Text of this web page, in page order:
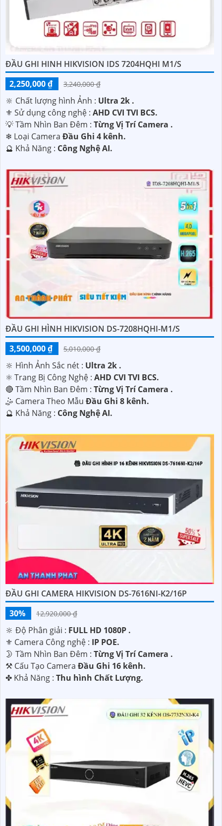
ĐẦU GHI HINH HIKVISION IDS 7204HQHI M1/S
2,250,000 ₫
3,240,000 ₫
🔆 Chất lượng hình Ảnh : Ultra 2k .
⚜️ Sử dụng công nghệ : AHD CVI TVI BCS.
💡 Tầm Nhìn Ban Đêm : Từng Vị Trí Camera .
❄ Loại Camera Đầu Ghi 4 kênh.
️🔮 Khả Năng : Công Nghệ AI.
ĐẦU GHI HÌNH HIKVISION DS-7208HQHI-M1/S
3,500,000 ₫
5,010,000 ₫
🔆 Hình Ảnh Sắc nét : Ultra 2k .
⚛️ Trang Bị Công Nghệ : AHD CVI TVI BCS.
🔴 Tầm Nhìn Ban Đêm : Từng Vị Trí Camera .
🤹 Camera Theo Mẫu Đầu Ghi 8 kênh.
️🔮 Khả Năng : Công Nghệ AI.
ĐẦU GHI CAMERA HIKVISION DS-7616NI-K2/16P
30%
12,920,000 ₫
🔆 Độ Phân giải : FULL HD 1080P .
⚜️ Camera Công nghệ : IP POE.
🌛 Tầm Nhìn Ban Đêm : Từng Vị Trí Camera .
⚒ Cấu Tạo Camera Đầu Ghi 16 kênh.
️✤ Khả Năng : Thu hình Chất Lượng.